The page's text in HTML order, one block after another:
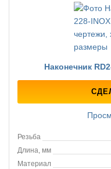
Наконечник
Резьба
Длина, мм
Материал